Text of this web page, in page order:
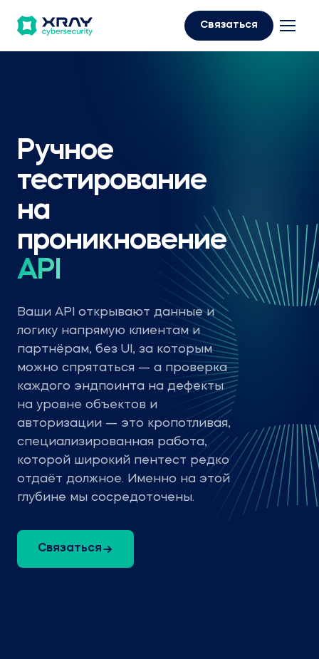
Связаться
Ручное
тестирование
на
проникновение
API
Ваши API открывают данные и
логику напрямую клиентам и
партнёрам, без UI, за которым
можно спрятаться — а проверка
каждого эндпоинта на дефекты
на уровне объектов и
авторизации — это кропотливая,
специализированная работа,
которой широкий пентест редко
отдаёт должное. Именно на этой
глубине мы сосредоточены.
Связаться